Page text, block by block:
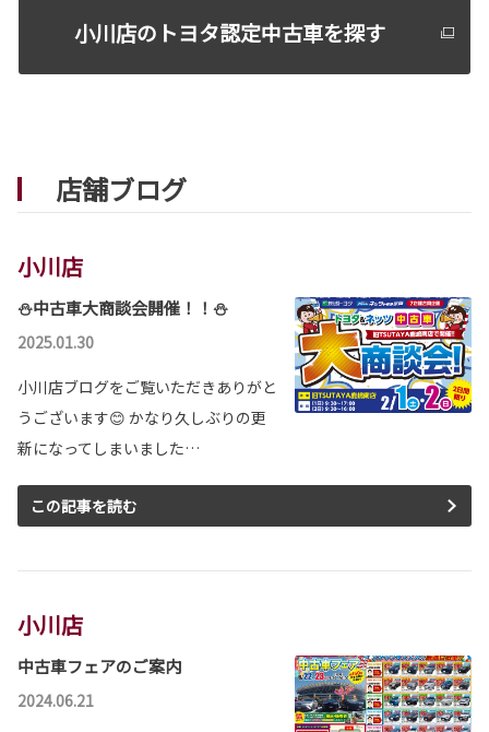
カローラツーリング 一部改良
小川店のトヨタ認定中古車を探す
店舗ブログ
小川店
⛄中古車大商談会開催！！⛄
2025.01.30
小川店ブログをご覧いただきありがと
うございます😊 かなり久しぶりの更
新になってしまいました…
この記事を読む
小川店
中古車フェアのご案内
2024.06.21